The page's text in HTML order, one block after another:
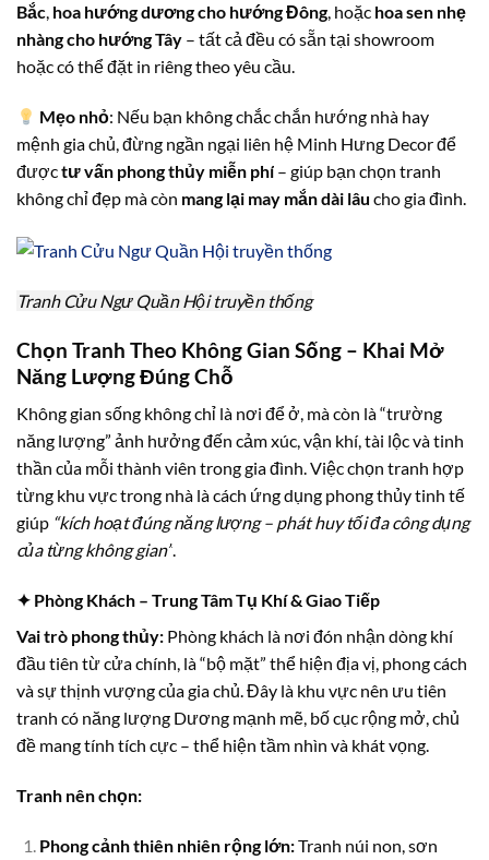
Bắc, hoa hướng dương cho hướng Đông, hoặc hoa sen nhẹ
nhàng cho hướng Tây – tất cả đều có sẵn tại showroom
hoặc có thể đặt in riêng theo yêu cầu.
Mẹo nhỏ: Nếu bạn không chắc chắn hướng nhà hay
mệnh gia chủ, đừng ngần ngại liên hệ Minh Hưng Decor để
đượctư vấn phong thủy miễn phí – giúp bạn chọn tranh
không chỉ đẹp mà còn mang lại may mắn dài lâu cho gia đình.
Tranh Cửu Ngư Quần Hội truyền thống
Chọn Tranh Theo Không Gian Sống – Khai Mở
Năng Lượng Đúng Chỗ
Không gian sống không chỉ là nơi để ở, mà còn là “trường
năng lượng” ảnh hưởng đến cảm xúc, vận khí, tài lộc và tinh
thần của mỗi thành viên trong gia đình. Việc chọn tranh hợp
từng khu vực trong nhà là cách ứng dụng phong thủy tinh tế
giúp “kích hoạt đúng năng lượng – phát huy tối đa công dụng
của từng không gian”.
✦ Phòng Khách – Trung Tâm Tụ Khí & Giao Tiếp
Vai trò phong thủy: Phòng khách là nơi đón nhận dòng khí
đầu tiên từ cửa chính, là “bộ mặt” thể hiện địa vị, phong cách
và sự thịnh vượng của gia chủ. Đây là khu vực nên ưu tiên
tranh có năng lượng Dương mạnh mẽ, bố cục rộng mở, chủ
đề mang tính tích cực – thể hiện tầm nhìn và khát vọng.
Tranh nên chọn:
Phong cảnh thiên nhiên rộng lớn:Tranh núi non, sơn